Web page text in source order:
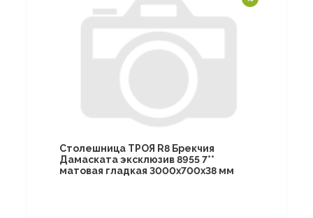
Столешница ТРОЯ R8 Брекчия
Дамаската эксклюзив 8955 7**
матовая гладкая 3000х700х38 мм